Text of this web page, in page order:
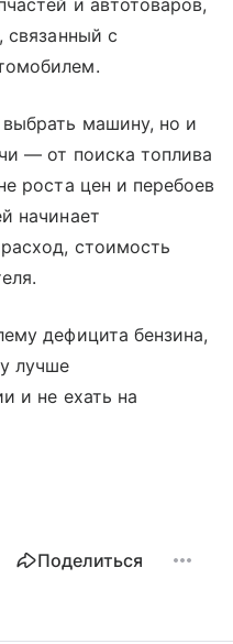
связанный с
машину, но и
— от поиска топлива
роста цен и перебоев
начинает
стоимость
дефицита бензина,
лучше
и не ехать на
Поделиться